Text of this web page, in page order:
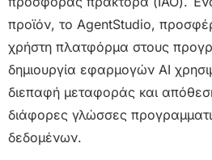
προϊόν, το AgentStudio,
χρήστη πλατφόρμα στους
δημιουργία εφαρμογών AI
διεπαφή μεταφοράς και
διάφορες γλώσσες
δεδομένων.